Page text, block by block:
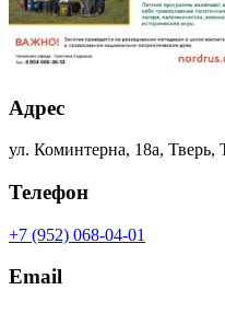
Адрес
ул. Коминтерна, 18а, Тверь,
Телефон
+7 (952) 068-04-01
Email